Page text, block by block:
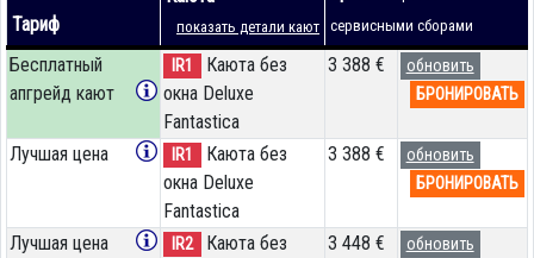
Тариф показать детали кают сервисными сборами
Бесплатный
апгрейд кают
IR1
Каюта без
окна Deluxe
Fantastica
3 388 €
обновить
БРОНИРОВАТЬ
Лучшая цена IR1
Каюта без
окна Deluxe
Fantastica
3 388 €
обновить
БРОНИРОВАТЬ
Лучшая цена IR2
Каюта без
3 448 €
обновить